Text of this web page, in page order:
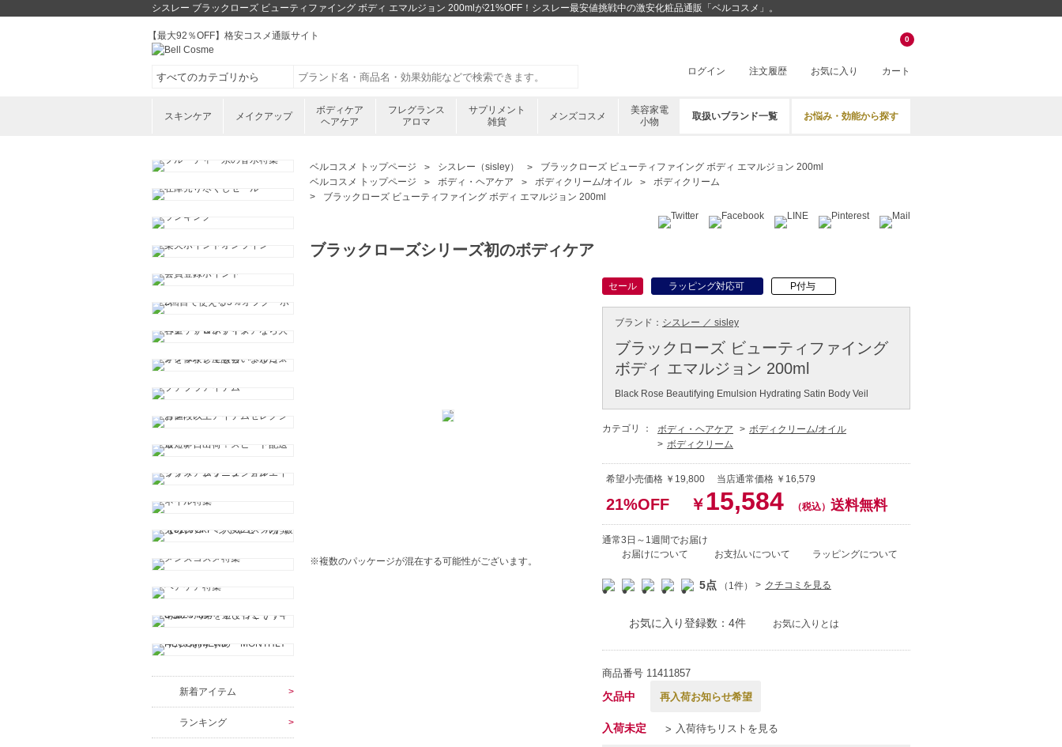
シスレー ブラックローズ ビューティファイング ボディ エマルジョン 200mlが21%OFF！シスレー最安値挑戦中の激安化粧品通販「ベルコスメ」。
【最大92％OFF】格安コスメ通販サイト
ログイン 注文履歴 お気に入り カート
0
スキンケア メイクアップ
ボディケア
ヘアケア
フレグランス
アロマ
サプリメント
雑貨
メンズコスメ
美容家電
小物
取扱いブランド一覧 お悩み・効能から探す
ベルコスメ トップページ シスレー（sisley）
ブラックローズ ビューティファイング ボディ エマルジョン 200ml
ベルコスメ トップページ
ボディ・ヘアケア ボディクリーム/オイル
ボディクリーム
ブラックローズ ビューティファイング ボディ エマルジョン 200ml
ブラックローズシリーズ初のボディケア
※複数のパッケージが混在する可能性がございます。
セール ラッピング対応可 P付与
ブランド： シスレー ／ sisley
ブラックローズ ビューティファイング
ボディ エマルジョン 200ml
Black Rose Beautifying Emulsion Hydrating Satin Body Veil
カテゴリ ： ボディ・ヘアケア
ボディクリーム/オイル
ボディクリーム
希望小売価格 ￥19,800 当店通常価格 ￥16,579
21%OFF ￥ 15,584 （税込） 送料無料
通常3日～1週間でお届け
お届けについて
お支払いについて ラッピングについて
5点 （1件） クチコミを見る
お気に入り登録数：4件 お気に入りとは
商品番号 11411857
欠品中 再入荷お知らせ希望
入荷未定 入荷待ちリストを見る
新着アイテム
ランキング